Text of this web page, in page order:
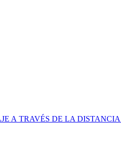
A TRAVÉS DE LA DISTANCIA